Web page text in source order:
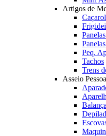
Artigos de
Peq.
Tachos
Trens
Asseio